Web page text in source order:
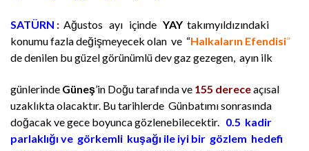
SATÜRN : Ağustos ayı içinde YAY takımyıldızındaki
konumu fazla değişmeyecek olan ve “Halkaların Efendisi”
de denilen bu güzelgörünümlü dev gaz gezegen, ayın ilk
günlerinde Güneş’in Doğu tarafında ve 155 dereceaçısal
uzaklıkta olacaktır. Bu tarihlerde Günbatımı sonrasında
doğacak ve gece boyunca gözlenebilecektir. 0.5 kadir
parlaklığı ve görkemli kuşağı ile iyi bir gözlem hedefi